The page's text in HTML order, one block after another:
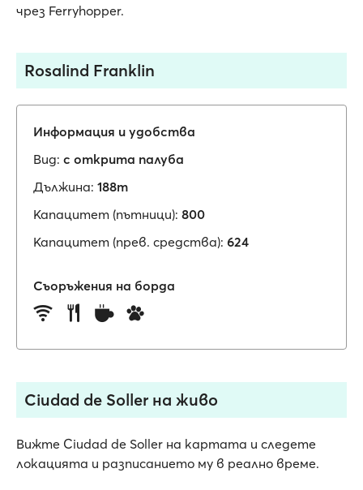
чрез Ferryhopper.
Rosalind Franklin
Информация и удобства
Вид: с открита палуба
Дължина: 188m
Капацитет (пътници): 800
Капацитет (прев. средства): 624
Съоръжения на борда
Ciudad de Soller на живо
Вижте Ciudad de Soller на картата и следете
локацията и разписанието му в реално време.